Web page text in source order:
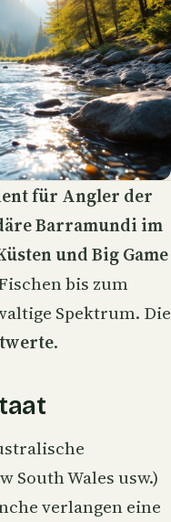
für Angler der
Barramundi im
und Big Game
bis zum
Spektrum. Die
.
South Wales usw.)
verlangen eine